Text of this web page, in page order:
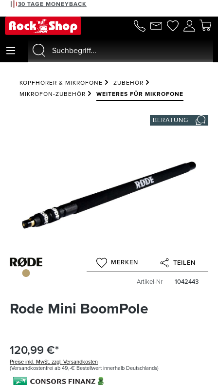
springen
30 TAGE MONEYBACK
KOPFHÖRER & MIKROFONE
ZUBEHÖR
MIKROFON-ZUBEHÖR
WEITERES FÜR MIKROFONE
BERATUNG
MERKEN TEILEN
Artikel-Nr 1042443
Rode Mini BoomPole
120,99 €*
Preise inkl. MwSt. zzgl. Versandkosten
(Versandkostenfrei ab 49,-€ Bestellwert innerhalb Deutschlands)